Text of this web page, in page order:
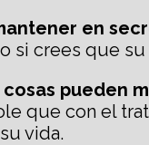
en
si crees que
pueden
que con el
vida.